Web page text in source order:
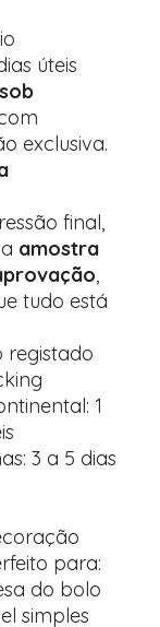
úteis
sob
exclusiva.
final,
amostra
,
tudo está
registado
1
3 a 5 dias
para:
do bolo
simples